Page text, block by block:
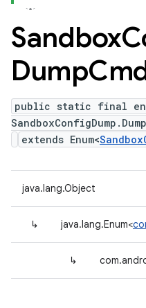
Sandbox
Dump
public static final
extends Enum<
java.lang.Object
↳ java.lang.Enum<
↳